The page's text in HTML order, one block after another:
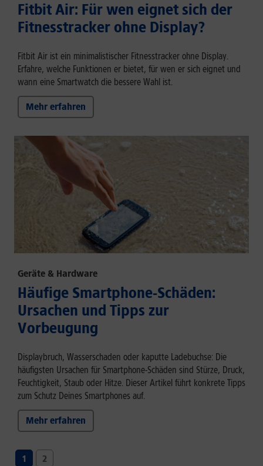
Fitbit Air: Für wen eignet sich der
Fitnesstracker ohne Display?
Fitbit Air ist ein minimalistischer Fitnesstracker ohne Display.
Erfahre, welche Funktionen er bietet, für wen er sich eignet und
wann eine Smartwatch die bessere Wahl ist.
Mehr erfahren
Geräte & Hardware
Häufige Smartphone-Schäden:
Ursachen und Tipps zur
Vorbeugung
Displaybruch, Wasserschaden oder kaputte Ladebuchse: Die
häufigsten Ursachen für Smartphone-Schäden sind Stürze, Druck,
Feuchtigkeit, Staub oder Hitze. Dieser Artikel führt konkrete Tipps
zum Schutz Deines Smartphones auf.
Mehr erfahren
1 2